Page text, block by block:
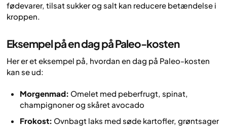
fødevarer, tilsat sukker og salt kan reducere betændelse i
kroppen.
Eksempel på en dag på Paleo-kosten
Her er et eksempel på, hvordan en dag på Paleo-kosten
kan se ud:
Morgenmad: Omelet med peberfrugt, spinat,
champignoner og skåret avocado
Frokost: Ovnbagt laks med søde kartofler, grøntsager